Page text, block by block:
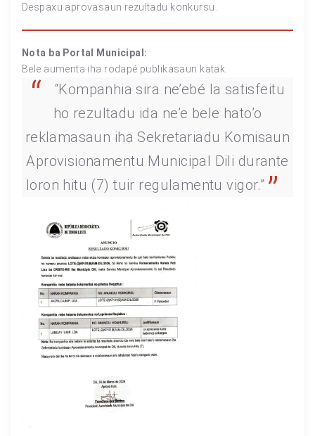
Despaxu aprovasaun rezultadu konkursu.
Nota ba Portal Municipal:
Bele aumenta iha rodapé publikasaun katak:
“Kompanhia sira ne’ebé la satisfeitu
ho rezultadu ida ne’e bele hato’o
reklamasaun iha Sekretariadu Komisaun
Aprovisionamentu Municipal Dili durante
loron hitu (7) tuir regulamentu vigor.”